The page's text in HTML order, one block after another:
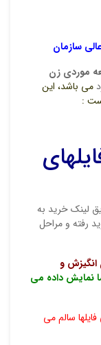
سازمان
موردی زن
می باشد، این
لینک خرید به
رفته و مراحل
و
نمایش داده می
تمامی فایلها سالم می